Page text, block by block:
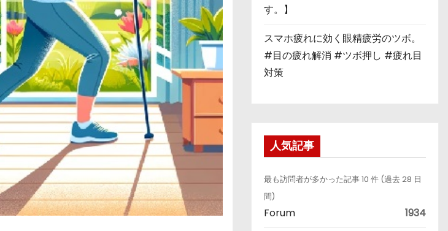
す。】
スマホ疲れに効く眼精疲労のツボ。
#目の疲れ解消 #ツボ押し #疲れ目
対策
人気記事
最も訪問者が多かった記事 10 件 (過去 28 日
間)
Forum 1934